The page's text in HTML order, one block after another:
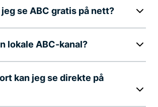
se ABC gratis på nett?
lokale ABC-kanal?
kan jeg se direkte på